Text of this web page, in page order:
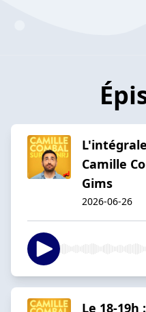
Camille
Gims
2026-06-26
Le 18-19h